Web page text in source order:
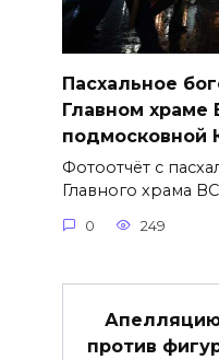
Пасхальное
Главном храме
подмосковной
Фотоотчёт с
Главного храма
0 249
против